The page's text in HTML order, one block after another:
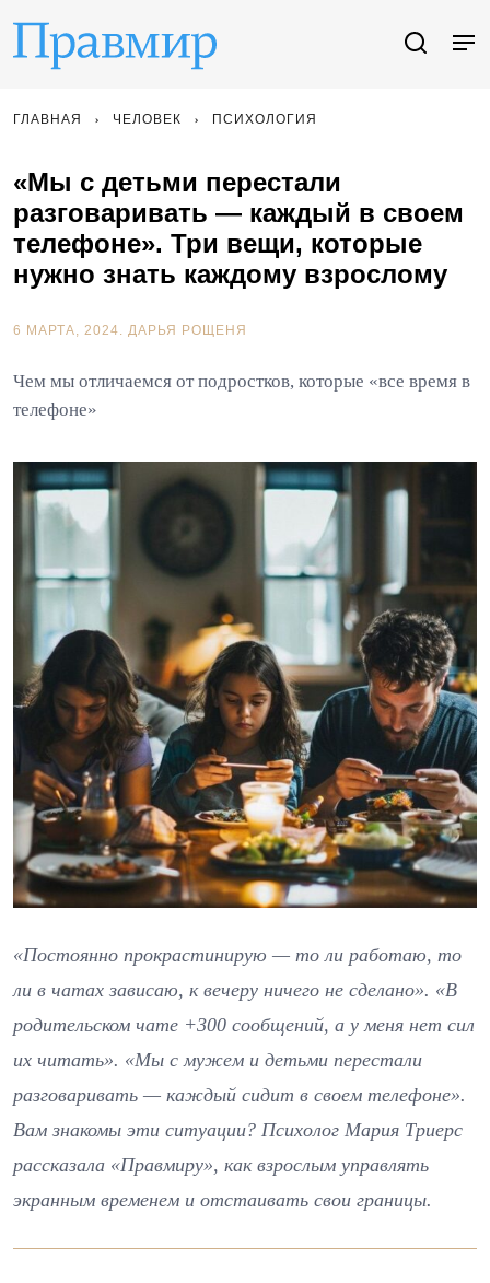
ГЛАВНАЯ ЧЕЛОВЕК ПСИХОЛОГИЯ
«Мы с детьми перестали
разговаривать — каждый в своем
телефоне». Три вещи, которые
нужно знать каждому взрослому
6 МАРТА, 2024. ДАРЬЯ РОЩЕНЯ
Чем мы отличаемся от подростков, которые «все время в
телефоне»
«Постоянно прокрастинирую — то ли работаю, то
ли в чатах зависаю, к вечеру ничего не сделано». «В
родительском чате +300 сообщений, а у меня нет сил
их читать». «Мы с мужем и детьми перестали
разговаривать — каждый сидит в своем телефоне».
Вам знакомы эти ситуации? Психолог Мария Триерс
рассказала «Правмиру», как взрослым управлять
экранным временем и отстаивать свои границы.